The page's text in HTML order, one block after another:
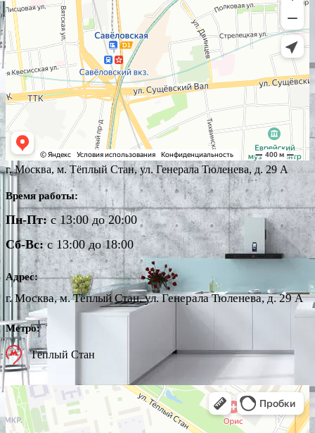
г. Москва, м. Тёплый Стан, ул. Генерала Тюленева, д. 29 А
Время работы:
Пн-Пт:с 13:00 до 20:00
Сб-Вс:с 13:00 до 18:00
Адрес:
г. Москва, м. Тёплый Стан, ул. Генерала Тюленева, д. 29 А
Метро:
Тёплый Стан